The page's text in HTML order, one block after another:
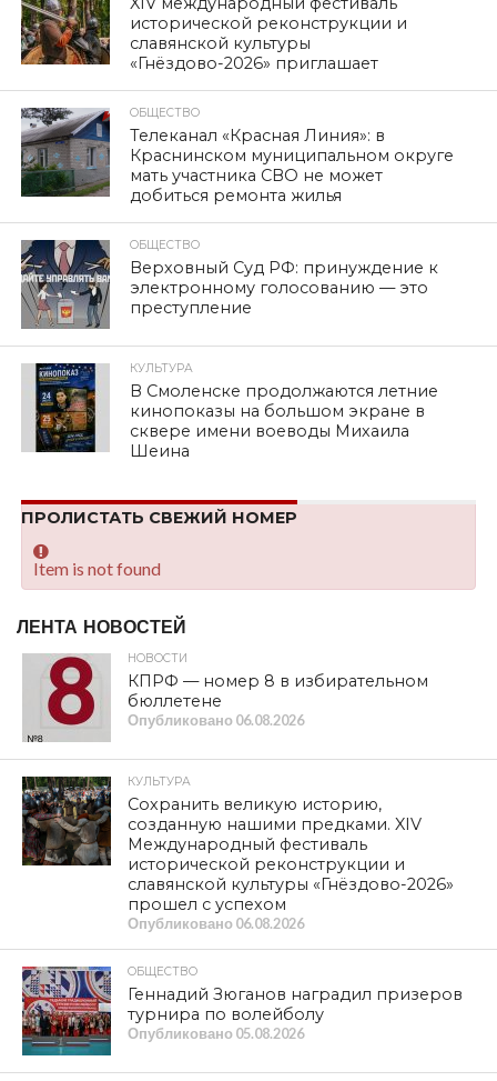
ПОЛИТУЧЁБА – МОЩНЫЙ
СТИМУЛ БОРЬБЫ ЗА
СВЕТЛОЕ
СОЦИАЛИСТИЧЕСКОЕ
БУДУЩЕЕ!
Автор:admin
Опубликовано04.06.2021
SHARE TWEET SHARE SHARE EMAIL
Первый секретарь Сафоновского районного комитета
ЛКСМ РФ Семён Анисенков поделился впечатлениям
по прошествии курсов при ЦК КПРФ: «Окончание
политической учёбы – большой праздник для нас. Две
недели назад я не мог представить, насколько
изменится моя жизнь, сколько новых знаний я
приобрету.
За время учёбы я ощутил вкус работы
пропагандистом, теперь я знаю, как разговорить
любого прохожего и донести до него идеи нашей
Партии, как при помощи слова можно менять мир. Да,
было трудно! Большой поток информации, хотелось
всё запомнить, впитать все лекции, которые нам